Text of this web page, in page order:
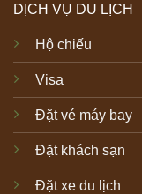
DỊCH VỤ DU LỊCH
Hộ chiếu
Visa
Đặt vé máy bay
Đặt khách sạn
Đặt xe du lịch